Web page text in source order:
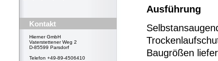
Kontakt
Hierner GmbH
Vaterstettener Weg 2
D-85599 Parsdorf
Telefon +49-89-4506410
Ausführung
Baugrößen